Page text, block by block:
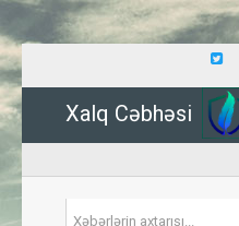
Xalq Cəbhəsi